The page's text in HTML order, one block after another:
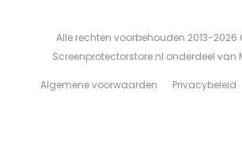
Alle rechten voorbehouden 2013-
Screenprotectorstore.nl onderdeel van
Algemene voorwaarden Privacybeleid